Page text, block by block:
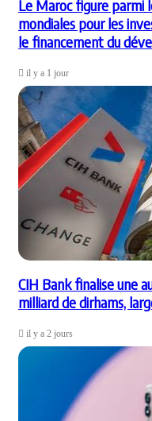
Le Maroc figure parmi
mondiales pour les
le financement du
il y a 1 jour
CIH Bank finalise une
milliard de dirhams,
il y a 2 jours